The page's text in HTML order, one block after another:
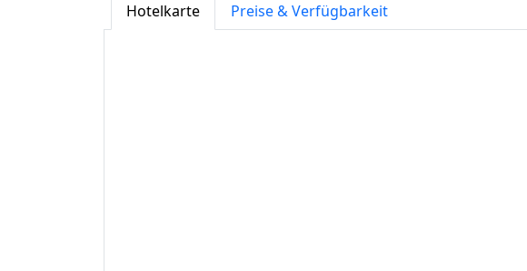
Hotelkarte Preise & Verfügbarkeit